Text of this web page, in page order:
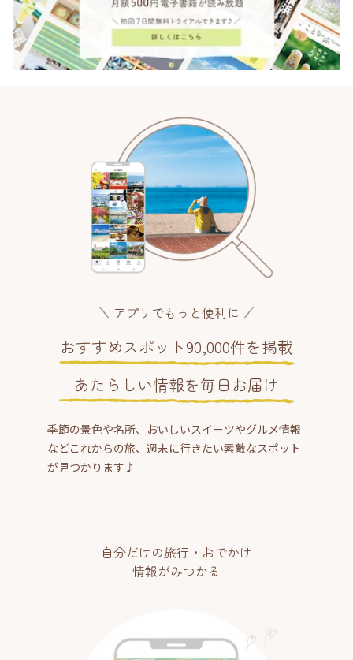
アプリでもっと便利に
おすすめスポット90,000件を掲載
あたらしい情報を毎日お届け
季節の景色や名所、おいしいスイーツやグルメ情報
などこれからの旅、週末に行きたい素敵なスポット
が見つかります♪
自分だけの旅行・おでかけ
情報がみつかる